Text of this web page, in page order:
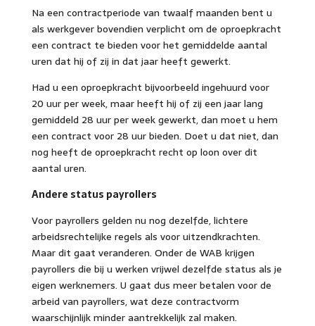
Na een contractperiode van twaalf maanden bent u
als werkgever bovendien verplicht om de oproepkracht
een contract te bieden voor het gemiddelde aantal
uren dat hij of zij in dat jaar heeft gewerkt.
Had u een oproepkracht bijvoorbeeld ingehuurd voor
20 uur per week, maar heeft hij of zij een jaar lang
gemiddeld 28 uur per week gewerkt, dan moet u hem
een contract voor 28 uur bieden. Doet u dat niet, dan
nog heeft de oproepkracht recht op loon over dit
aantal uren.
Andere status payrollers
Voor payrollers gelden nu nog dezelfde, lichtere
arbeidsrechtelijke regels als voor uitzendkrachten.
Maar dit gaat veranderen. Onder de WAB krijgen
payrollers die bij u werken vrijwel dezelfde status als je
eigen werknemers. U gaat dus meer betalen voor de
arbeid van payrollers, wat deze contractvorm
waarschijnlijk minder aantrekkelijk zal maken.